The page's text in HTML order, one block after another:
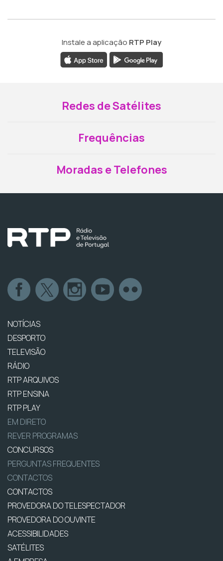
Instale a aplicação RTP Play
Redes de Satélites
Frequências
Moradas e Telefones
NOTÍCIAS
DESPORTO
TELEVISÃO
RÁDIO
RTP ARQUIVOS
RTP ENSINA
RTP PLAY
EM DIRETO
REVER PROGRAMAS
CONCURSOS
PERGUNTAS FREQUENTES
CONTACTOS
CONTACTOS
PROVEDORA DO TELESPECTADOR
PROVEDORA DO OUVINTE
ACESSIBILIDADES
SATÉLITES